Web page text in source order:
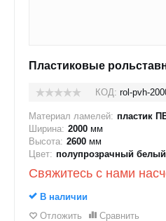
Пластиковые
КОД: rol-pvh-
Материал ламелей: пластик
Ширина: 2000 мм
Высота: 2600 мм
Цвет: полупрозрачный белый
Свяжитесь с нами
В наличии
Отложить
Сравнить